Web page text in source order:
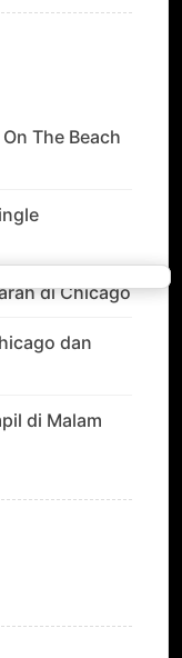
The Beach
di Chicago
dan
di Malam